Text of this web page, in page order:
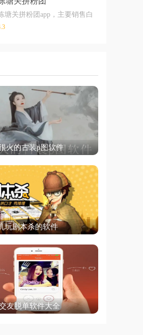
塘关拼粉团app，主要销售白酒的一个软件
火的古装p图软件
玩剧本杀的软件
友脱单软件大全